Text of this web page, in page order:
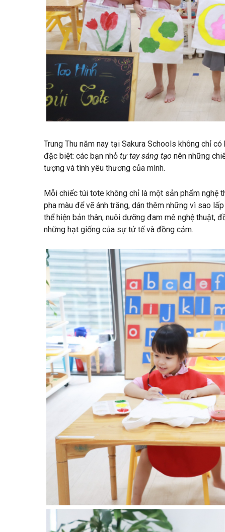
Trung Thu năm nay tại Sakura Schools không chỉ
đặc biệt: các bạn nhỏ tự tay sáng tạo nên những
tượng và tình yêu thương của mình.
Mỗi chiếc túi tote không chỉ là một sản phẩm nghệ
pha màu để vẽ ánh trăng, dán thêm những vì sao
thể hiện bản thân, nuôi dưỡng đam mê nghệ thuật,
những hạt giống của sự tử tế và đồng cảm.